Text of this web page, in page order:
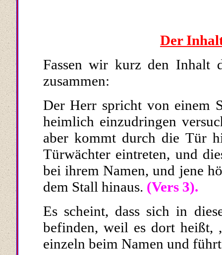
DerInhalt
Fassen wir kurz den Inhalt
zusammen:
Der Herr spricht von einem
heimlich einzu­dringen
aber kommt durch die Tür
Türwächter eintreten, und
bei ihrem Namen, und jene
dem Stall hinaus. (Vers 3).
Es scheint, dass sich in
befinden, weil es dort heißt,
einzeln beim Namen und